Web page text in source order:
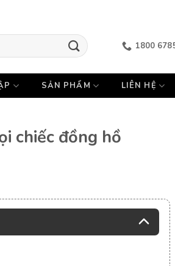
1800
SẢN PHẨM LIÊN HỆ
chiếc đồng hồ